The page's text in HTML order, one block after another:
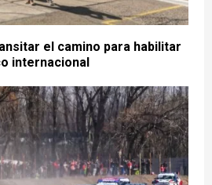
el camino para habilitar
internacional